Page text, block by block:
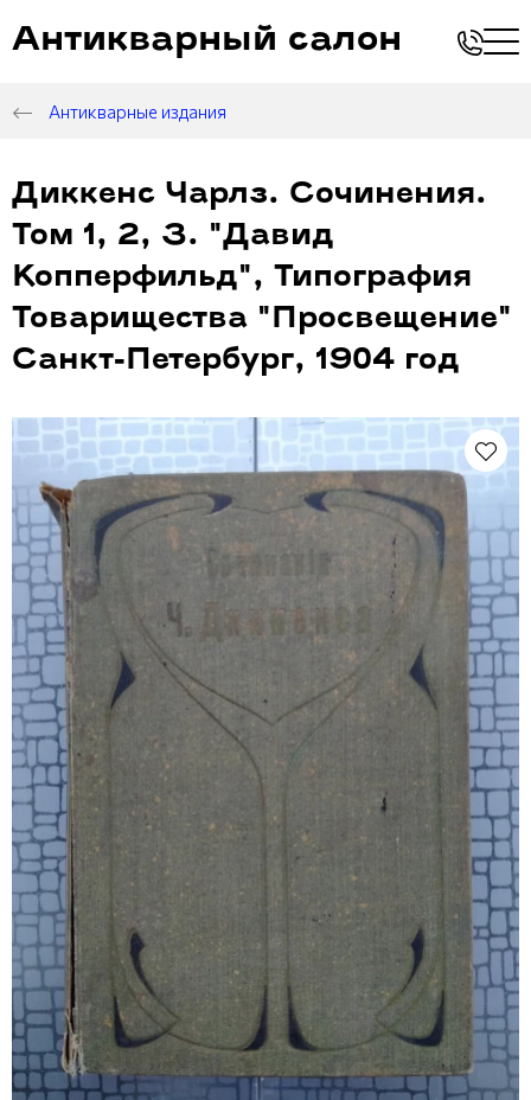
Антикварный салон
Антикварные издания
Диккенс Чарлз. Сочинения.
Том 1, 2, 3. "Давид
Копперфильд", Типография
Товарищества "Просвещение"
Санкт-Петербург, 1904 год